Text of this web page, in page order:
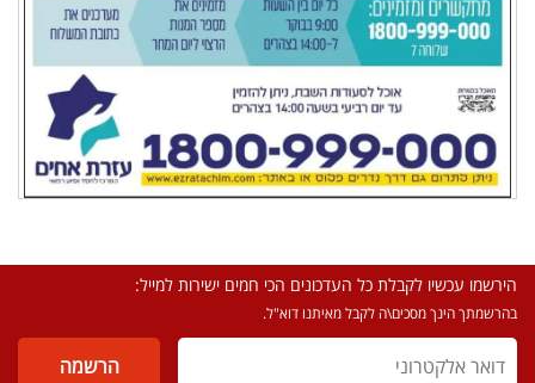
הירשמו עכשיו לקבלת כל העדכונים הכי חמים ישירות למייל:
בהרשמתך הינך מסכים\ה לקבל מאיתנו דוא"ל.